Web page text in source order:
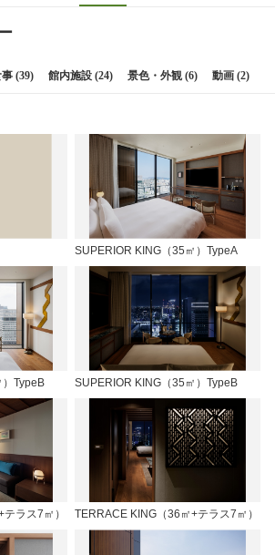
(39) 館内施設 (24) 景色・外観 (6) 動画 (2)
SUPERIOR KING（35㎡）TypeA
TypeB SUPERIOR KING（35㎡）TypeB
ラス7㎡） TERRACE KING（36㎡+テラス7㎡）